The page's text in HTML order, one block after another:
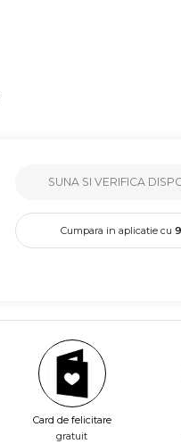
SUNA SI VERIFICA
Cumpara in aplicatie cu
Card de felicitare
gratuit